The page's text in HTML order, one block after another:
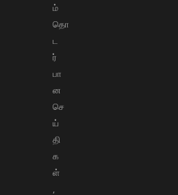
ம்
தொ
ட
ர்
பா
ன
செ
ய்
தி
க
ள்
,